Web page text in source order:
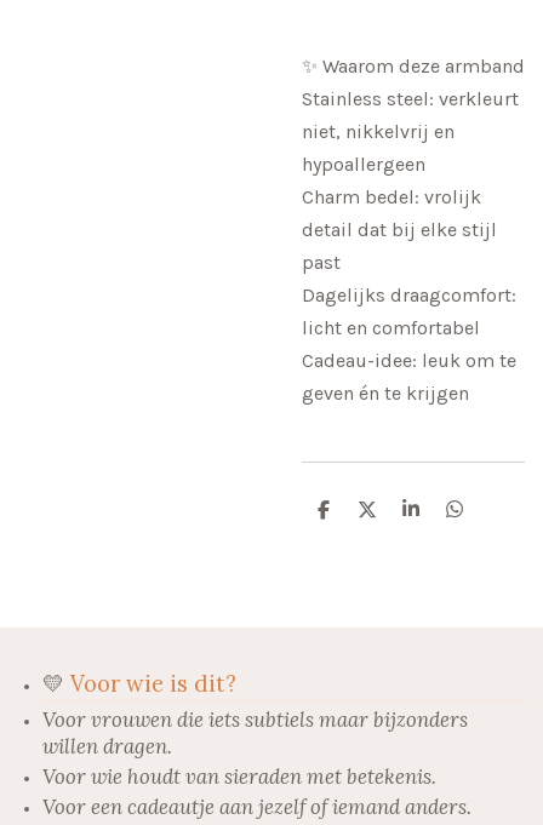
✨ Waarom deze armband
Stainless steel: verkleurt
niet, nikkelvrij en
hypoallergeen
Charm bedel: vrolijk
detail dat bij elke stijl
past
Dagelijks draagcomfort:
licht en comfortabel
Cadeau-idee: leuk om te
geven én te krijgen
D
D
S
D
💛 Voor wie is dit?
Voor vrouwen die iets subtiels maar bijzonders
willen dragen.
Voor wie houdt van sieraden met betekenis.
Voor een cadeautje aan jezelf of iemand anders.